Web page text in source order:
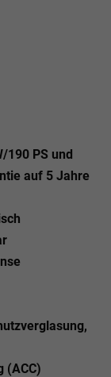
190 PS und
auf 5 Jahre
(ACC)